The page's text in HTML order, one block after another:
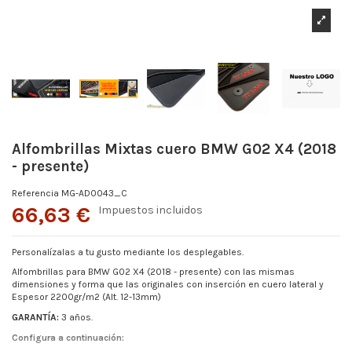
Alfombrillas Mixtas cuero BMW G02 X4 (2018
- presente)
Referencia MG-AD0043_C
66,63 € Impuestos incluidos
Personalízalas a tu gusto mediante los desplegables.
Alfombrillas para BMW G02 X4 (2018 - presente) con las mismas
dimensiones y forma que las originales con inserción en cuero lateral y
Espesor 2200gr/m2 (Alt. 12-13mm)
GARANTÍA: 3 años.
Configura a continuación: